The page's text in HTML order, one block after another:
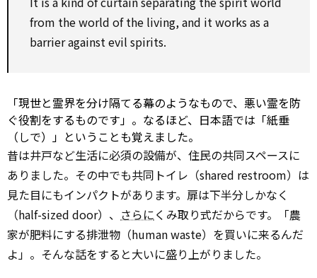
from the world of the living, and it works as a
barrieragainstevil spirits.
「現世と霊界を分け隔てる幕のようなもので、悪い霊を防
ぐ役割をするものです」。なるほど、日本語では「紙垂
（しで）」ということも覚えました。
昔は井戸など生活に必須の設備が、住民の共同スペースに
ありました。その中でも共同トイレ（shared restroom）は
見た目にもインパクトがあります。扉は下半分しかなく
（half-sized door）、 さらにくみ取り式だからです。「農
家が肥料にする排泄物（human waste）を買いに来るんだ
よ」。そんな話をすると大いに盛り上がりました。